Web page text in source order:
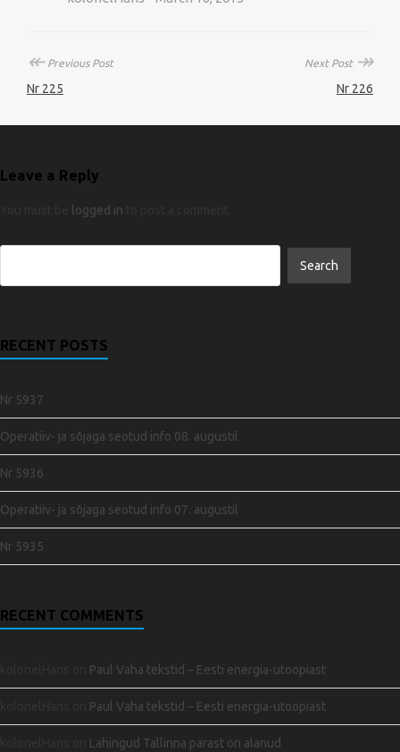
↞Previous Post
Nr 225
Next Post ↠
Nr 226
Leave a Reply
logged in
RECENT POSTS
Nr 5937
Operatiiv- ja sõjaga seotud info 08. augustil
Nr 5936
Operatiiv- ja sõjaga seotud info 07. augustil
Nr 5935
RECENT COMMENTS
Paul Vaha tekstid – Eesti energia-utoopiast
Paul Vaha tekstid – Eesti energia-utoopiast
Lahingud Tallinna pärast on alanud